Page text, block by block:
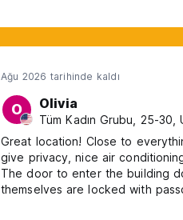
Ağu 2026 tarihinde kaldı
O Olivia
Tüm Kadın Grubu, 25-30,
Great location! Close to
give privacy, nice air
The door to enter the building
themselves are locked with